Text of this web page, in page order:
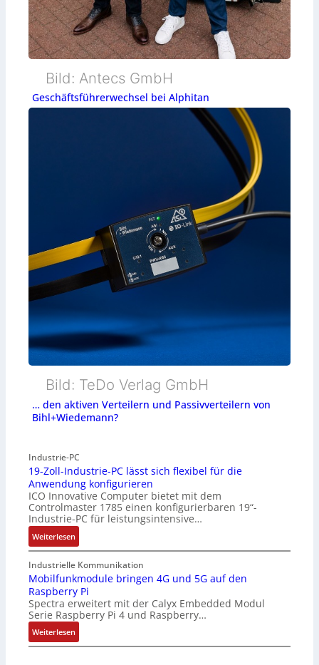
Bild: Antecs GmbH
Geschäftsführerwechsel bei Alphitan
Bild: TeDo Verlag GmbH
… den aktiven Verteilern und Passivverteilern von
Bihl+Wiedemann?
Industrie-PC
19-Zoll-Industrie-PC lässt sich flexibel für die
Anwendung konfigurieren
ICO Innovative Computer bietet mit dem
Controlmaster 1785 einen konfigurierbaren 19“-
Industrie-PC für leistungsintensive…
Weiterlesen:
1
9
-
Z
o
l
l
-
Industrielle Kommunikation
Mobilfunkmodule bringen 4G und 5G auf den
Raspberry Pi
Spectra erweitert mit der Calyx Embedded Modul
Serie Raspberry Pi 4 und Raspberry…
Weiterlesen:
M